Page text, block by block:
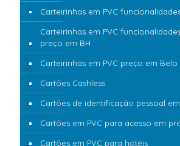
Carteirinhas em PVC
Carteirinhas em PVC
preço em BH
Carteirinhas em PVC preço em
Cartões Cashless
Cartões de identificação pessoal
Cartões em PVC para acesso em
Cartões em PVC para hotéis